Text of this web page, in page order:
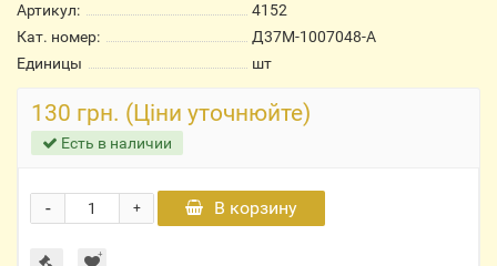
Артикул:
4152
Кат. номер:
Д37М-1007048-А
Единицы
шт
130 грн. (Ціни уточнюйте)
Есть в наличии
+
- В корзину